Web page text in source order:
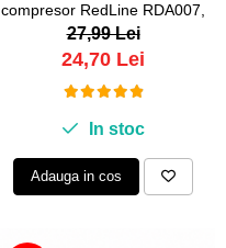
compresor RedLine RDA007,
masca medie rotativa, furtun
2m si kit de nebulizare
27,99 Lei
24,70 Lei
In stoc
Adauga in cos